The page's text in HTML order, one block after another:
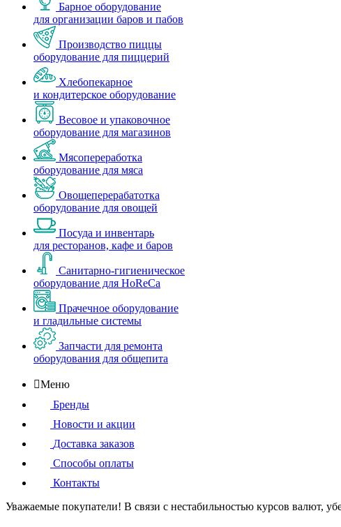
Барное оборудование
для организации баров и пабов
Производство пиццы
оборудование для пиццерий
Хлебопекарное
и кондитерское оборудование
Весовое и упаковочное
оборудование для магазинов
Мясопереработка
оборудование для мяса
Овощеперерабатотка
оборудование для овощей
Посуда и инвентарь
для ресторанов, кафе и баров
Санитарно-гигиеническое
оборудование для HoReCa
Прачечное оборудование
и гладильные системы
Запчасти для ремонта
оборудования для общепита
Меню
Бренды
Новости и акции
Доставка заказов
Способы оплаты
Контакты
Уважаемые покупатели! В связи с нестабильностью курсов валют,